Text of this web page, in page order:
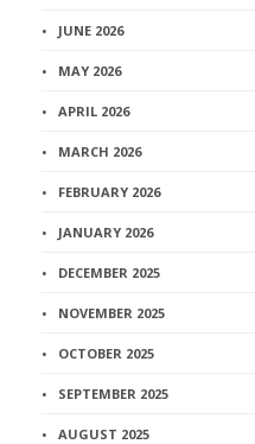
JUNE 2026
MAY 2026
APRIL 2026
MARCH 2026
FEBRUARY 2026
JANUARY 2026
DECEMBER 2025
NOVEMBER 2025
OCTOBER 2025
SEPTEMBER 2025
AUGUST 2025